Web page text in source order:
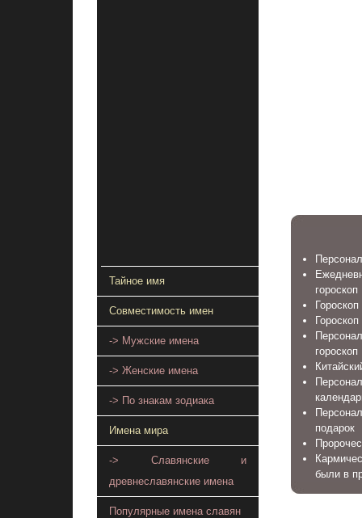
гороскоп
гороскоп
подарок
были в
Тайное имя
Совместимость имен
-> Мужские имена
-> Женские имена
-> По знакам зодиака
Имена мира
-> Славянские и
древнеславянские имена
Популярные имена славян